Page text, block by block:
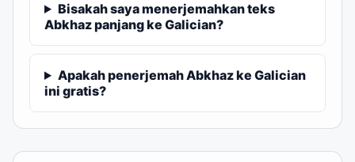
Bisakah saya menerjemahkan teks
Abkhaz panjang ke Galician?
Apakah penerjemah Abkhaz ke Galician
ini gratis?